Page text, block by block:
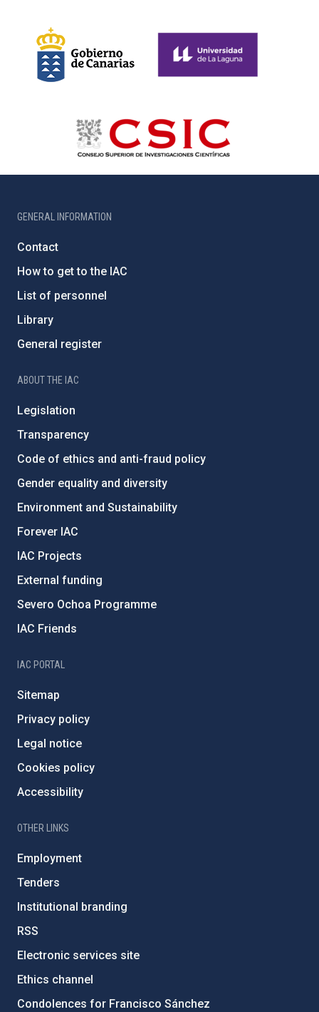
GENERAL INFORMATION
Contact
How to get to the IAC
List of personnel
Library
General register
ABOUT THE IAC
Legislation
Transparency
Code of ethics and anti-fraud policy
Gender equality and diversity
Environment and Sustainability
Forever IAC
IAC Projects
External funding
Severo Ochoa Programme
IAC Friends
IAC PORTAL
Sitemap
Privacy policy
Legal notice
Cookies policy
Accessibility
OTHER LINKS
Employment
Tenders
Institutional branding
RSS
Electronic services site
Ethics channel
Condolences for Francisco Sánchez